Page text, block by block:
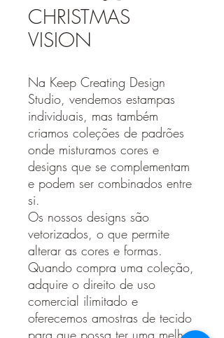
CHRISTMAS
VISION
Na Keep Creating Design
Studio, vendemos estampas
individuais, mas também
criamos coleções de padrões
onde misturamos cores e
designs que se complementam
e podem ser combinados entre
si.
Os nossos designs são
vetorizados, o que permite
alterar as cores e formas.
Quando compra uma coleção,
adquire o direito de uso
comercial ilimitado e
oferecemos amostras de tecido
para que possa ter uma melhor